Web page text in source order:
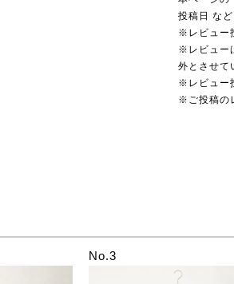
投稿日 な
※レビュー
※レビュー
外とさせて
※レビュー
※ご投稿の
No.3